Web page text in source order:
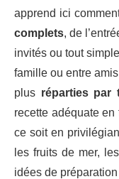
apprend ici
complets, de
invités ou tout
famille ou entre
plus réparties par
recette adéquate
ce soit en
les fruits de mer,
idées de